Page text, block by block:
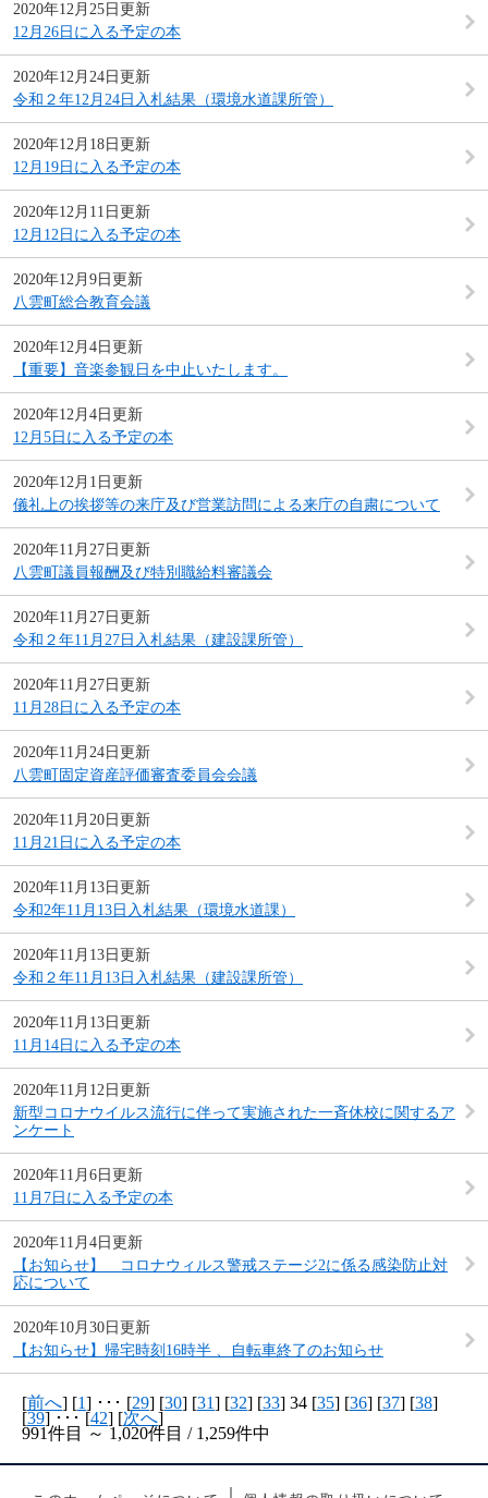
2020年12月25日更新
12月26日に入る予定の本
2020年12月24日更新
令和２年12月24日入札結果（環境水道課所管）
2020年12月18日更新
12月19日に入る予定の本
2020年12月11日更新
12月12日に入る予定の本
2020年12月9日更新
八雲町総合教育会議
2020年12月4日更新
【重要】音楽参観日を中止いたします。
2020年12月4日更新
12月5日に入る予定の本
2020年12月1日更新
儀礼上の挨拶等の来庁及び営業訪問による来庁の自粛について
2020年11月27日更新
八雲町議員報酬及び特別職給料審議会
2020年11月27日更新
令和２年11月27日入札結果（建設課所管）
2020年11月27日更新
11月28日に入る予定の本
2020年11月24日更新
八雲町固定資産評価審査委員会会議
2020年11月20日更新
11月21日に入る予定の本
2020年11月13日更新
令和2年11月13日入札結果（環境水道課）
2020年11月13日更新
令和２年11月13日入札結果（建設課所管）
2020年11月13日更新
11月14日に入る予定の本
2020年11月12日更新
新型コロナウイルス流行に伴って実施された一斉休校に関するア
ンケート
2020年11月6日更新
11月7日に入る予定の本
2020年11月4日更新
【お知らせ】 コロナウィルス警戒ステージ2に係る感染防止対
応について
2020年10月30日更新
【お知らせ】帰宅時刻16時半 、自転車終了のお知らせ
[前へ] [1] ･･･ [29] [30] [31] [32] [33] 34 [35] [36] [37] [38]
[39] ･･･ [42] [次へ]
991件目 ～ 1,020件目 / 1,259件中